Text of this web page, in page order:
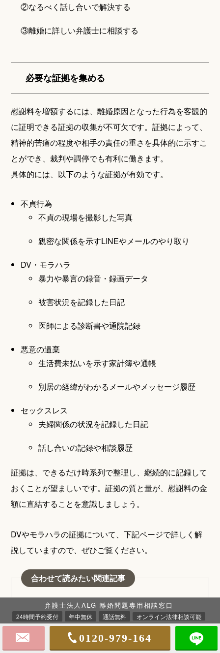
②なるべく話し合いで解決する
③離婚に詳しい弁護士に相談する
必要な証拠を集める
慰謝料を増額するには、離婚原因となった行為を客観的
に証明できる証拠の収集が不可欠です。証拠によって、
精神的苦痛の程度や相手の責任の重さを具体的に示すこ
とができ、裁判や調停でも有利に働きます。
具体的には、以下のような証拠が有効です。
不貞行為
不貞の現場を撮影した写真
親密な関係を示すLINEやメールのやり取り
DV・モラハラ
暴力や暴言の録音・録画データ
被害状況を記録した日記
医師による診断書や通院記録
悪意の遺棄
生活費未払いを示す家計簿や通帳
別居の経緯がわかるメールやメッセージ履歴
セックスレス
夫婦関係の状況を記録した日記
話し合いの記録や相談履歴
証拠は、できるだけ時系列で整理し、継続的に記録して
おくことが望ましいです。証拠の質と量が、慰謝料の金
額に直結することを意識しましょう。
DVやモラハラの証拠について、下記ページで詳しく解
説していますので、ぜひご覧ください。
合わせて読みたい関連記事
【離婚】DVの証拠となるものは？集め方や揃えた
後の流れなど
モラハラの証拠となるものは？集め方や証拠がない
弁護士法人ALG 離婚問題専用相談窓口
24時間予約受付 年中無休 通話無料 オンライン法律相談可能
0120-979-164